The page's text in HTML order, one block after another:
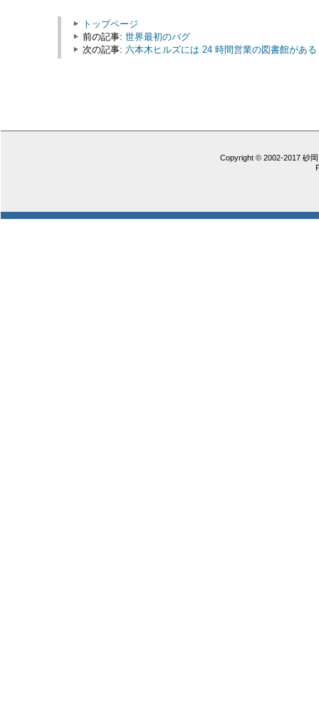
トップページ
前の記事: 世界最初のバグ
次の記事: 六本木ヒルズには 24 時間営業の図書館がある
Copyright © 2002-2017 砂